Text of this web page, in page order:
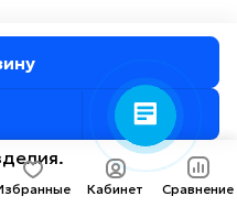
новорожденных и
всех видов тканей,
кроме
Кабинет Сравнение